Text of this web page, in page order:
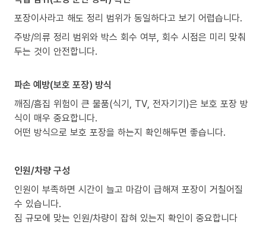
포장이사라고 해도 정리 범위가 동일하다고 보기 어렵습니다.
주방/의류 정리 범위와 박스 회수 여부, 회수 시점은 미리 맞춰
두는 것이 안전합니다.
파손 예방(보호 포장) 방식
깨짐/흠집 위험이 큰 물품(식기, TV, 전자기기)은 보호 포장 방
식이 매우 중요합니다.
어떤 방식으로 보호 포장을 하는지 확인해두면 좋습니다.
인원/차량 구성
인원이 부족하면 시간이 늘고 마감이 급해져 포장이 거칠어질
수 있습니다.
짐 규모에 맞는 인원/차량이 잡혀 있는지 확인이 중요합니다